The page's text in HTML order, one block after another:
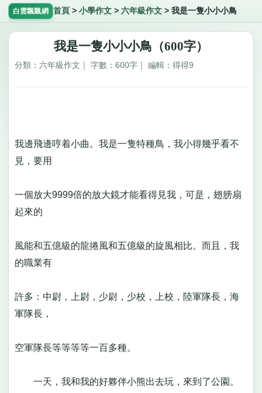
白雲飄飄網 首頁 > 小學作文> 六年級作文> 我是一隻小小小鳥
我是一隻小小小鳥（600字）
分類：六年級作文｜ 字數：600字｜ 編輯：得得9
我邊飛邊哼着小曲。我是一隻特種鳥，我小得幾乎看不
見，要用
一個放大9999倍的放大鏡才能看得見我，可是，翅膀扇
起來的
風能和五億級的龍捲風和五億級的旋風相比。而且，我
的職業有
許多：中尉，上尉，少尉，少校，上校，陸軍隊長，海
軍隊長，
空軍隊長等等等等一百多種。
一天，我和我的好夥伴小熊出去玩，來到了公園。